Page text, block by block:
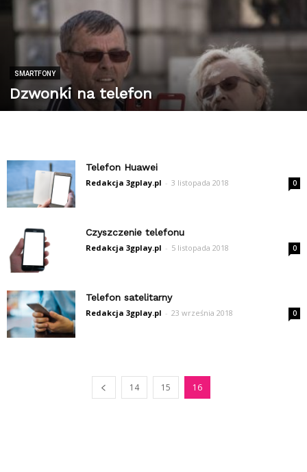
SMARTFONY
Dzwonki na telefon
Telefon Huawei
Redakcja 3gplay.pl - 3 listopada 2018 0
Czyszczenie telefonu
Redakcja 3gplay.pl - 5 listopada 2018 0
Telefon satelitarny
Redakcja 3gplay.pl - 23 września 2018 0
14 15 16